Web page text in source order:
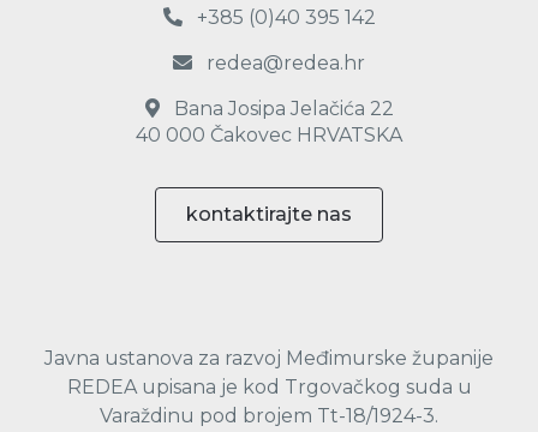
+385 (0)40 395 142
redea@redea.hr
Bana Josipa Jelačića 22
40 000 Čakovec HRVATSKA
kontaktirajte nas
Javna ustanova za razvoj Međimurske županije
REDEA upisana je kod Trgovačkog suda u
Varaždinu pod brojem Tt-18/1924-3.